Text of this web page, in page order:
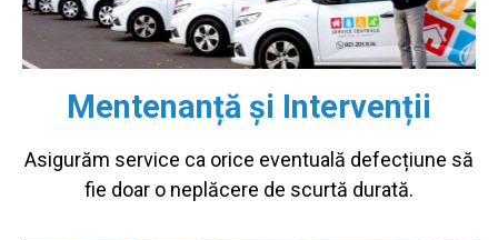
Mentenanță și Intervenții
Asigurăm service ca orice eventuală defecțiune să
fie doar o neplăcere de scurtă durată.